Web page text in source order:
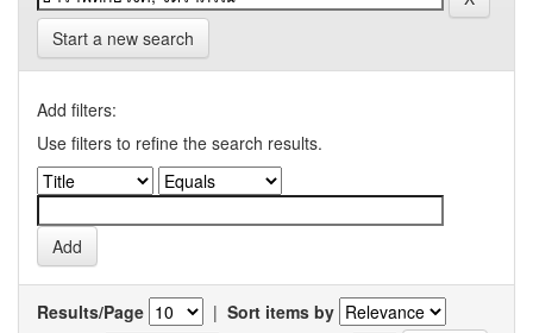
Start a new search
Add filters:
Use filters to refine the search results.
Results/Page | Sort items by